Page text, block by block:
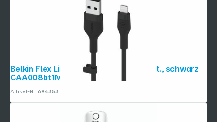
Belkin Flex Lightning/USB-A 1m mfi zert., schwarz
CAA008bt1MBK
Artikel-Nr.:694353